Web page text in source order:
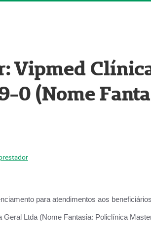
Vipmed
0 (Nome
para atendimentos aos
Geral Ltda (Nome Fantasia: Policlínica